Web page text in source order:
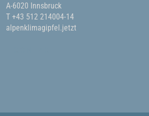
A-6020 Innsbruck
T +43 512 214004-14
alpenklimagipfel.jetzt